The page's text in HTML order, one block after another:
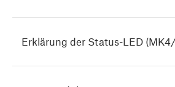
Erklärung der Status-LED